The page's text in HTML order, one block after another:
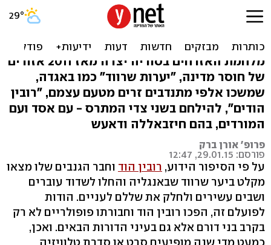
קולע למטרה. רובין הוד, פינת
עיראק-סוריה
מלחמת האזרחים בסוריה יצרה מאז 2011 אזורים
של חוסר מדינה, "יערות שרווד" כמו באגדה,
שמשכו אלפי מתנדבים זרים מטעם עצמם, "רובין
הודים", להילחם בשני צדי המתרס - עם אסד ועם
המורדים, בהם חיזבאללה ודאעש
פרופ' אורן ברק
פורסם: 29.01.15, 12:47
על פי הסיפור הידוע, רובין הוד וחבר הגנבים שלו מצאו
מקלט ביער שרווד שבאנגליה והחלו לשדוד עוברים
ושבים עשירים ולחלק את שללם לעניים. הודות
לפועלם זה, הפכו רובין הוד וחבורתו פופולריים לא רק
בקרב בני דורם אלא גם בעיני הדורות הבאים. ואכן,